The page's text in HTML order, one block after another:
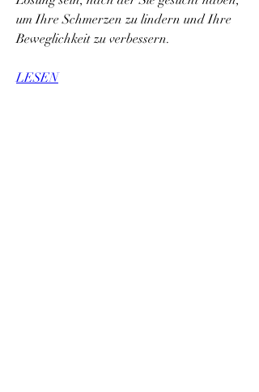
um Ihre Schmerzen zu lindern und Ihre
Beweglichkeit zu verbessern.
LESEN